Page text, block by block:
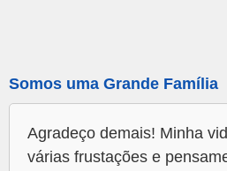
Somos uma Grande Família
Agradeço demais! Minha
várias frustações e